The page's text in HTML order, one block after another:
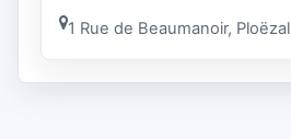
1 Rue de Beaumanoir, Ploëzal